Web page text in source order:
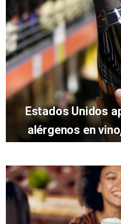
Estados Unidos
alérgenos en